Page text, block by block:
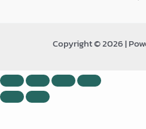
Copyright © 2026 |